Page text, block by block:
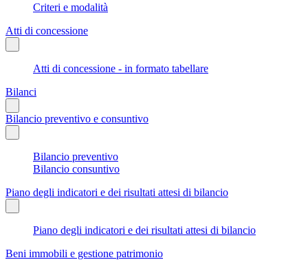
Criteri e modalità
Atti di concessione
Atti di concessione - in formato tabellare
Bilanci
Bilancio preventivo e consuntivo
Bilancio preventivo
Bilancio consuntivo
Piano degli indicatori e dei risultati attesi di bilancio
Piano degli indicatori e dei risultati attesi di bilancio
Beni immobili e gestione patrimonio